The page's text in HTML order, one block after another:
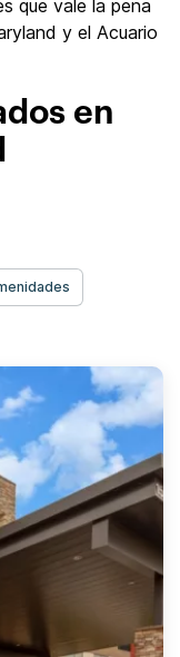
que vale la pena
y el Acuario
en